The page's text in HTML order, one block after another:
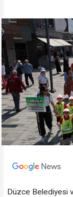
Düzce Belediyesi